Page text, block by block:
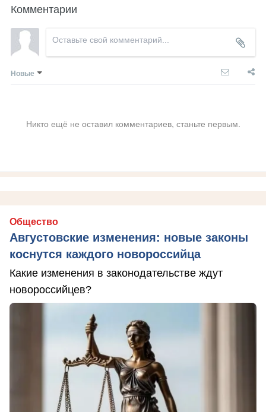
Комментарии
Новые
Никто ещё не оставил комментариев, станьте первым.
Общество
Августовские изменения: новые законы
коснутся каждого новороссийца
Какие изменения в законодательстве ждут
новороссийцев?